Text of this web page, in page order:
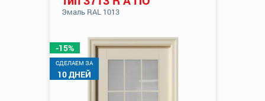
-15%
CДЕЛАЕМ ЗА
10 ДНЕЙ
Эмаль RAL 1013